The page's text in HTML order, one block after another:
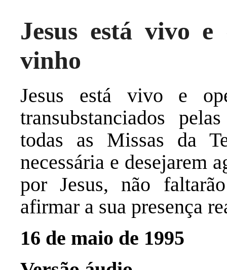
Jesus está vivo
vinho
Jesus está vivo e
transubstanciados
todas as Missas da
necessária e desejarem
por Jesus, não
afirmar a sua presença
16 de maio de 1995